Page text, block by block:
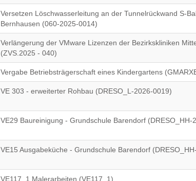
Versetzen Löschwasserleitung an der Tunnelrückwand S-
Bernhausen (060-2025-0014)
Verlängerung der VMware Lizenzen der Bezirkskliniken
(ZVS.2025 - 040)
Vergabe Betriebsträgerschaft eines Kindergartens
VE 303 - erweiterter Rohbau (DRESO_L-2026-0019)
VE29 Baureinigung - Grundschule Barendorf (DRESO_HH-
VE15 Ausgabeküche - Grundschule Barendorf
VE117_1 Malerarbeiten (VE117_1)